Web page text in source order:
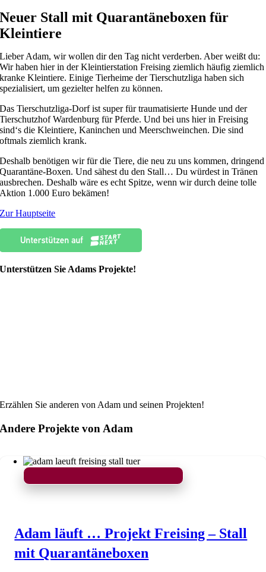
Neuer Stall mit Quarantäneboxen für
Kleintiere
Lieber Adam, wir wollen dir den Tag nicht verderben. Aber weißt du:
Wir haben hier in der Kleintierstation Freising ziemlich häufig ziemlich
kranke Kleintiere. Einige Tierheime der Tierschutzliga haben sich
spezialisiert, um gezielter helfen zu können.
Das Tierschutzliga-Dorf ist super für traumatisierte Hunde und der
Tierschutzhof Wardenburg für Pferde. Und bei uns hier in Freising
sind‘s die Kleintiere, Kaninchen und Meerschweinchen. Die sind
oftmals ziemlich krank.
Deshalb benötigen wir für die Tiere, die neu zu uns kommen, dringend
Quarantäne-Boxen. Und sähest du den Stall… Du würdest in Tränen
ausbrechen. Deshalb wäre es echt Spitze, wenn wir durch deine tolle
Aktion 1.000 Euro bekämen!
Zur Hauptseite
Unterstützen Sie Adams Projekte!
Erzählen Sie anderen von Adam und seinen Projekten!
Andere Projekte von Adam
Adam läuft … Projekt Freising – Stall
mit Quarantäneboxen